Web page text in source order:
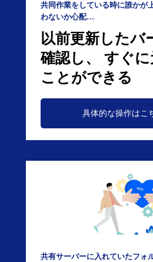
共同作業をしている時に誰かが
わないか心配…
以前更新したバ
確認し、 すぐ
ことができる
具体的な操作はこ
共有サーバーに入れていたフォ